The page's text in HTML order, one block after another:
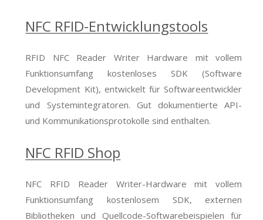
NFC RFID-Entwicklungstools
RFID NFC Reader Writer Hardware mit vollem
Funktionsumfang kostenloses SDK (Software
Development Kit), entwickelt für Softwareentwickler
und Systemintegratoren. Gut dokumentierte API-
und Kommunikationsprotokolle sind enthalten.
NFC RFID Shop
NFC RFID Reader Writer-Hardware mit vollem
Funktionsumfang kostenlosem SDK, externen
Bibliotheken und Quellcode-Softwarebeispielen für